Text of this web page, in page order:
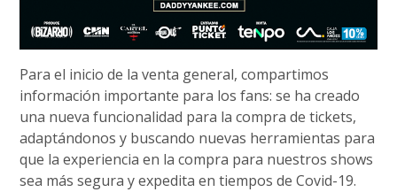
Para el inicio de la venta general, compartimos
información importante para los fans: se ha creado
una nueva funcionalidad para la compra de tickets,
adaptándonos y buscando nuevas herramientas para
que la experiencia en la compra para nuestros shows
sea más segura y expedita en tiempos de Covid-19.